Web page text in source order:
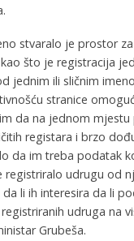
stvaralo je prostor
što je registracija
jednim ili sličnim
stranice
da na jednom mjestu
registara i brzo
da im treba podatak
registriralo udrugu od
li ih interesira da li
udruga na
Grubeša.